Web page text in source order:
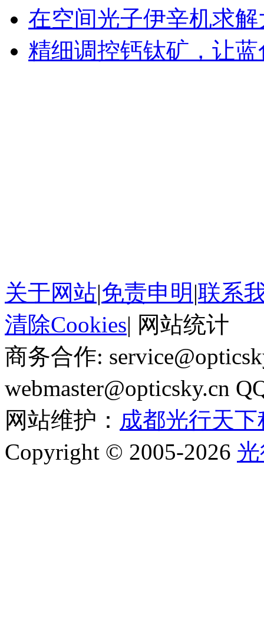
在空间光子伊辛机求
精细调控钙钛矿，让
关于网站|免责申明 |联系
清除Cookies| 网站统计
商务合作:
webmaster@opticsky.cn
网站维护： 成都光行天
Copyright © 2005-2026